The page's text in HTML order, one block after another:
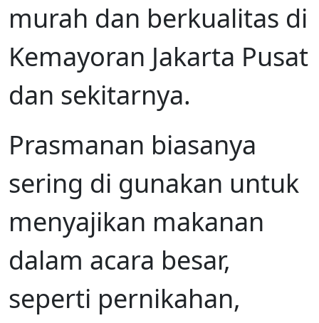
murah dan berkualitas di
Kemayoran Jakarta Pusat
dan sekitarnya.
Prasmanan biasanya
sering di gunakan untuk
menyajikan makanan
dalam acara besar,
seperti pernikahan,